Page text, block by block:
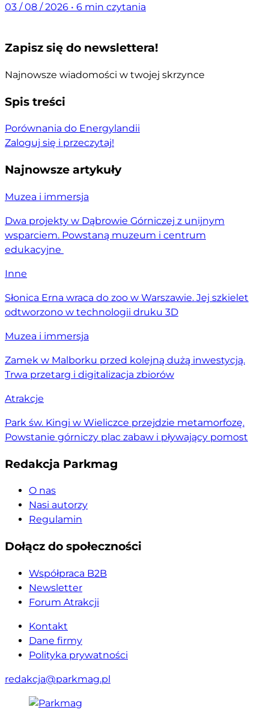
03 / 08 / 2026 • 6 min czytania
Zapisz się do newslettera!
Najnowsze wiadomości w twojej skrzynce
Spis treści
Porównania do Energylandii
Zaloguj się i przeczytaj!
Najnowsze artykuły
Muzea i immersja
Dwa projekty w Dąbrowie Górniczej z unijnym
wsparciem. Powstaną muzeum i centrum
edukacyjne
Inne
Słonica Erna wraca do zoo w Warszawie. Jej szkielet
odtworzono w technologii druku 3D
Muzea i immersja
Zamek w Malborku przed kolejną dużą inwestycją.
Trwa przetarg i digitalizacja zbiorów
Atrakcje
Park św. Kingi w Wieliczce przejdzie metamorfozę.
Powstanie górniczy plac zabaw i pływający pomost
Redakcja Parkmag
O nas
Nasi autorzy
Regulamin
Dołącz do społeczności
Współpraca B2B
Newsletter
Forum Atrakcji
Kontakt
Dane firmy
Polityka prywatności
redakcja@parkmag.pl